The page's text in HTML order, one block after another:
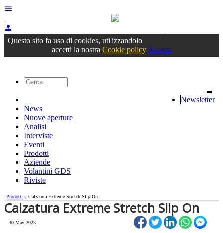
menu
person
Accedioppure registrati
Questo sito fa uso di cookies, utilizzandolo
accetti la nostra Cookie policy Accetta
Newsletter
News
Nuove aperture
Analisi
Interviste
Eventi
Prodotti
Aziende
Volantini GDS
Riviste
Prodotti » Calzatura Extreme Stretch Slip On
Calzatura Extreme Stretch Slip On
30 May 2023